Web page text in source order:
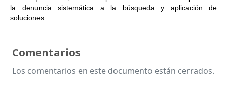
la denuncia sistemática a la búsqueda y aplicación de
soluciones.
Comentarios
Los comentarios en este documento están cerrados.